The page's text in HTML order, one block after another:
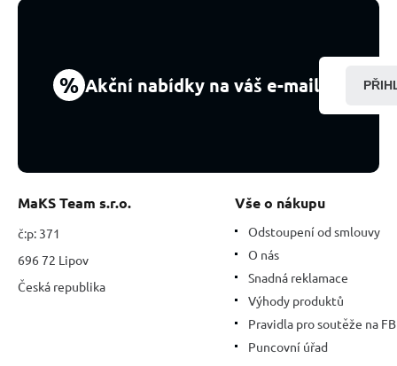
% Akční nabídky na váš e-mail
MaKS Team s.r.o.
č:p: 371
696 72 Lipov
Česká republika
Vše o nákupu
Odstoupení od smlouvy
O nás
Snadná reklamace
Výhody produktů
Pravidla pro soutěže na FB
Puncovní úřad